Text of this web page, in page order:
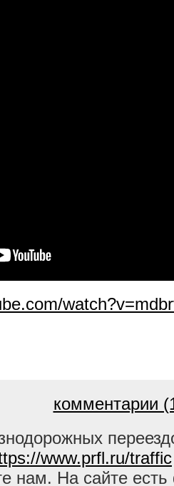
комментарии
www.prfl.ru/traffic
нам. На сайте